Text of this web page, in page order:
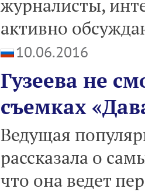
журналисты,
активно
10.06.2016
Гузеева не
съемках
Ведущая
рассказала о
что она ведет